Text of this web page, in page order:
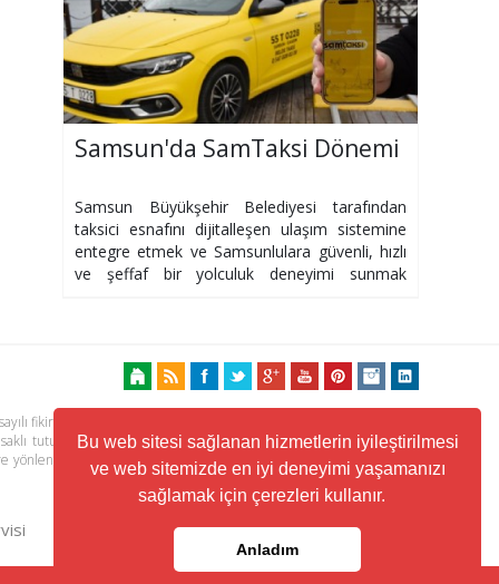
Bu web sitesi sağlanan hizmetlerin iyileştirilmesi
ve web sitemizde en iyi deneyimi yaşamanızı
sağlamak için çerezleri kullanır.
Anladım
Samsun'da SamTaksi Dönemi
Samsun Büyükşehir Belediyesi tarafından
taksici esnafını dijitalleşen ulaşım sistemine
entegre etmek ve Samsunlulara güvenli, hızlı
ve şeffaf bir yolculuk deneyimi sunmak
fikir ve sanat eserleri kanunu ile korunmaktadır. Her türlü haber,
tutulmaktadır. Yayınlanan köşe yazılarından, haberlere ve köşe
yönlendiren linklerin içeriklerinden www.kuzeyhaber.com sorumlu
Trafik ve Yol Durumu